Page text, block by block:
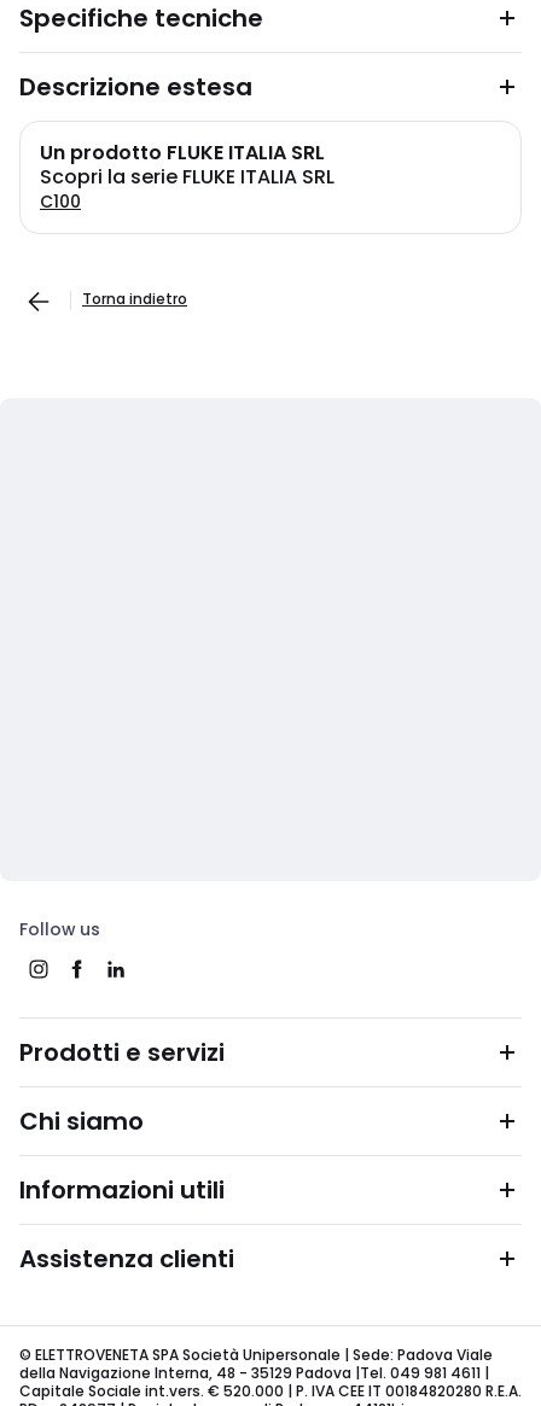
Specifiche tecniche
Descrizione estesa
Un prodotto FLUKE ITALIA SRL
Scopri la serie FLUKE ITALIA SRL
C100
Torna indietro
Follow us
Prodotti e servizi
Chi siamo
Informazioni utili
Assistenza clienti
© ELETTROVENETA SPA Società Unipersonale | Sede: Padova Viale
della Navigazione Interna, 48 - 35129 Padova |Tel. 049 981 4611 |
Capitale Sociale int.vers. € 520.000 | P. IVA CEE IT 00184820280 R.E.A.